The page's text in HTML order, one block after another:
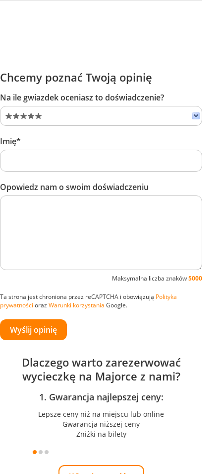
Chcemy poznać Twoją opinię
Na ile gwiazdek oceniasz to doświadczenie?
Imię*
Opowiedz nam o swoim doświadczeniu
Maksymalna liczba znaków5000
Ta strona jest chroniona przez reCAPTCHA i obowiązują Polityka
prywatności oraz Warunki korzystania Google.
Wyślij opinię
Dlaczego warto zarezerwować
wycieczkę na Majorce z nami?
1. Gwarancja najlepszej ceny:
Lepsze ceny niż na miejscu lub online
Gwarancja niższej ceny
Zniżki na bilety